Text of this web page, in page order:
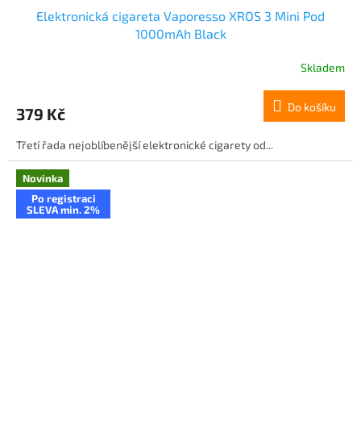
Elektronická cigareta Vaporesso XROS 3 Mini Pod
1000mAh Black
Skladem
379 Kč Do košíku
Třetí řada nejoblíbenější elektronické cigarety od...
Novinka
Po registraci
SLEVA min. 2%